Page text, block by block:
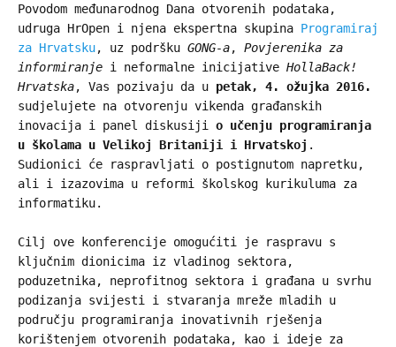
Povodom međunarodnog Dana otvorenih podataka,
udruga HrOpen i njena ekspertna skupina Programiraj
za Hrvatsku, uz podršku GONG-a, Povjerenika za
informiranje i neformalne inicijative HollaBack!
Hrvatska, Vas pozivaju da u petak, 4. ožujka 2016.
sudjelujete na otvorenju vikenda građanskih
inovacija i panel diskusiji o učenju programiranja
u školama u Velikoj Britaniji i Hrvatskoj .
Sudionici će raspravljati o postignutom napretku,
ali i izazovima u reformi školskog kurikuluma za
informatiku.
Cilj ove konferencije omogućiti je raspravu s
ključnim dionicima iz vladinog sektora,
poduzetnika, neprofitnog sektora i građana u svrhu
podizanja svijesti i stvaranja mreže mladih u
području programiranja inovativnih rješenja
korištenjem otvorenih podataka, kao i ideje za